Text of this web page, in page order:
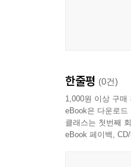
한줄평 (0건)
1,000원 이상 구매
eBook은 다운로
클래스는 첫번째
eBook 페이백,